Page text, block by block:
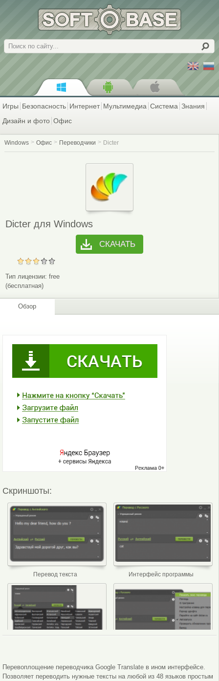
Поиск
Игры Безопасность Интернет Мультимедиа Система Знания
Дизайн и фото Офис
Windows Офис Переводчики Dicter
Dicter для Windows
СКАЧАТЬ
Тип лицензии: free
(бесплатная)
Обзор
Скриншоты:
Перевод текста Интерфейс программы
Перевоплощение переводчика Google Translate в ином интерфейсе.
Позволяет переводить нужные тексты на любой из 48 языков простым